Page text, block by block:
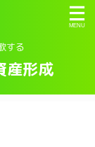
する
産形成